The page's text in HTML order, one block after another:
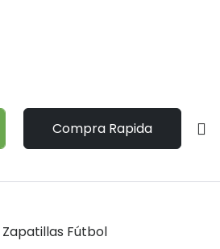
Compra Rapida
Zapatillas Fútbol